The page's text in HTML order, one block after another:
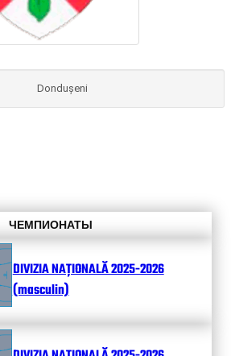
Dondușeni
ЧЕМПИОНАТЫ
DIVIZIA NAȚIONALĂ 2025-2026
(masculin)